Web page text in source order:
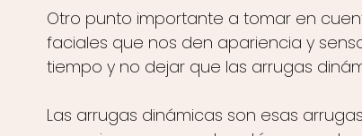
Otro punto importante a tomar en
faciales que nos den apariencia y
tiempo y no dejar que las arrugas
Las arrugas dinámicas son esas